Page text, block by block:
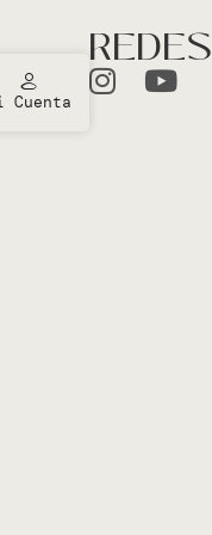
REDES
Cuenta